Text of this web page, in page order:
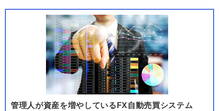
管理人が資産を増やしているFX自動売買システム